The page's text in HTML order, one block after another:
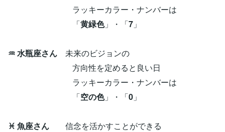
ラッキーカラー・ナンバーは
「黄緑色」・「7 」
♒ 水瓶座さん 未来のビジョンの
方向性を定めると良い日
ラッキーカラー・ナンバーは
「空の色」・「0 」
♓ 魚座さん 信念を活かすことができる